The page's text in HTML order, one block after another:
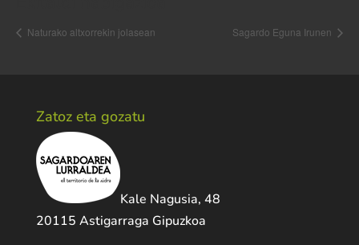
Naturako altxorrekin jolasean Sagardo Eguna Irunen
Zatoz eta gozatu
Kale Nagusia, 48
20115 Astigarraga Gipuzkoa